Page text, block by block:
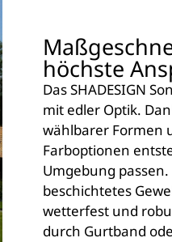
höchste
Das SHADESIGN
mit edler Optik.
wählbarer Formen
Farboptionen
Umgebung passen.
beschichtetes
wetterfest und
durch Gurtband